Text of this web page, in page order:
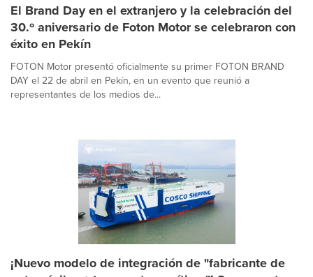
El Brand Day en el extranjero y la celebración del
30.º aniversario de Foton Motor se celebraron con
éxito en Pekín
FOTON Motor presentó oficialmente su primer FOTON BRAND
DAY el 22 de abril en Pekín, en un evento que reunió a
representantes de los medios de...
¡Nuevo modelo de integración de "fabricante de